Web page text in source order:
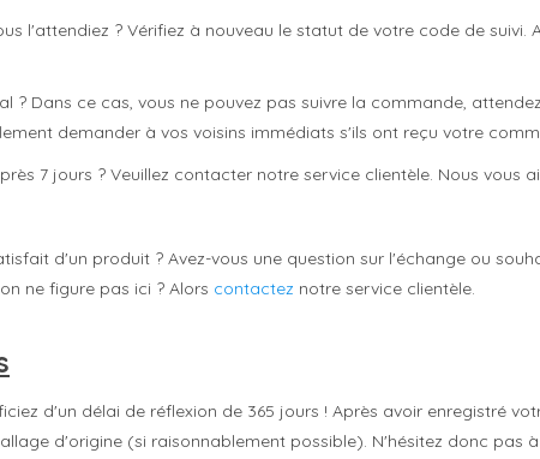
l'attendiez ? Vérifiez à nouveau le statut de votre code de
Dans ce cas, vous ne pouvez pas suivre la commande,
demander à vos voisins immédiats s'ils ont reçu votre
7 jours ? Veuillez contacter notre service clientèle. Nous vous
d'un produit ? Avez-vous une question sur l'échange ou
ne figure pas ici ? Alors contactez notre service clientèle.
d'un délai de réflexion de 365 jours ! Après avoir enregistré
d'origine (si raisonnablement possible). N'hésitez donc pas